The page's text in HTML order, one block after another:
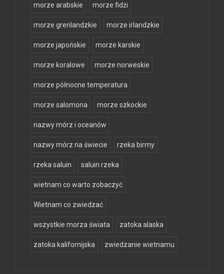
morze arabskie morze fidżi
morze grenlandzkie morze irlandzkie
morze japońskie morze karskie
morze koralowe morze norweskie
morze północne temperatura
morze salomona morze szkockie
nazwy mórz i oceanów
nazwy mórz na świecie rzeka birmy
rzeka saluin saluin rzeka
wietnam co warto zobaczyć
Wietnam co zwiedzać
wszystkie morza świata zatoka alaska
zatoka kalifornijska zwiedzanie wietnamu